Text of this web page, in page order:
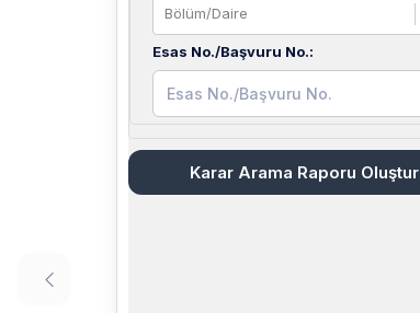
Bölüm/Daire
Esas No./Başvuru No.:
Karar Arama Raporu Oluştur